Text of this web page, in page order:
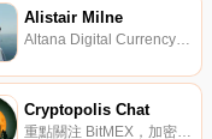
Alistair Milne
Altana Digital Currency Fund 首席投資官。
Cryptopolis Chat